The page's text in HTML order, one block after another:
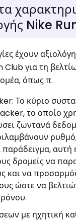
Nike
έχουν
για τη
όπως π.
Το κύριο
το οποίο
ζωντανά
παράδειγμα,
δρομείς να
και να
ώστε να
με ηχητική